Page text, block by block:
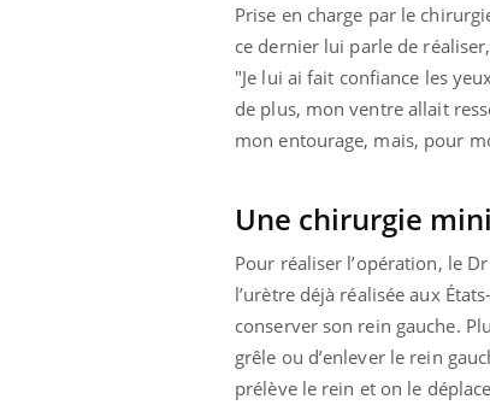
Prise en charge par le
ce dernier lui parle de
"Je lui ai fait confiance les
de plus, mon ventre allait
mon entourage, mais, pour
Une chirurgie
Pour réaliser l’opération, le
l’urètre déjà réalisée aux
conserver son rein gauche.
grêle ou d’enlever le rein
prélève le rein et on le
Diabète & Ramadan 2026Youtube
Le Ramadan approche, et, pour de
nombreuses personnes atteintes de
diabète, c'est une période de questions,
défis, mais ...